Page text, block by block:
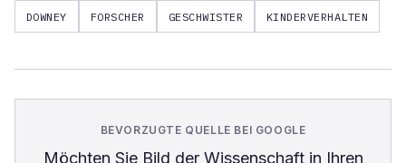
DOWNEY FORSCHER GESCHWISTER KINDERVERHALTEN
BEVORZUGTE QUELLE BEI GOOGLE
Möchten Sie Bild der Wissenschaftin Ihren